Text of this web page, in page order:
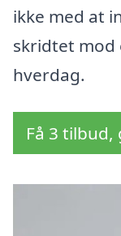
ikke med at
skridtet mod
hverdag.
Få 3